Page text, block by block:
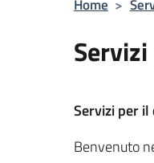
Home >
Servizi per
Benvenuto